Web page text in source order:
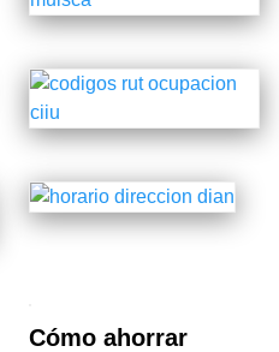
Cómo ahorrar